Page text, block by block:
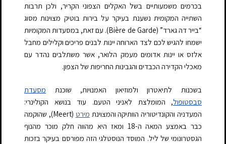
בכרמים משמעותיים בשל האקלים הצפוני הקריר, ולכן תרבות
השתייה המקומית נשענת בעיקר על בירות בוטיק מצוינות מסוג
“בייר דה גארד” (Bière de Garde). עם זאת, במסעדות המקומיות
ישמחו להגיש לכם לצד הארוחה יינות לבנים פריכים וקלילים מחבל
אלזס או יינות אדומים מעמק הלואר, אשר משתלבים נהדר עם
מאכלי הקדירה הכבדים והגבינות החריפות של הצפון.
בשכנות לתיאטרון ולמוזיאון האמנויות, שוכנת מסעדת
סבסטופול, המומלצת לאניני הטעם. עוד בנושא הקולינרי:
המעדניה והקונדיטוריה הוותיקה והמצוינת מירט
(Meert), שהוקמה
כבר באמצע המאה ה-18 ומאז היא מהווה חלק מוכר מהנוף
הגסטרונומי של ליל. המוסד הנוסטלגי הזה מפורסם בעיקר בזכות